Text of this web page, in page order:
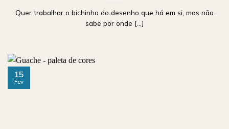
Quer trabalhar o bichinho do desenho que há em si, mas não
sabe por onde [...]
15
Fev